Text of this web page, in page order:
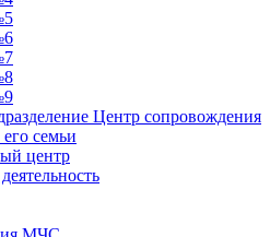
Центр сопровождения
семьи
центр